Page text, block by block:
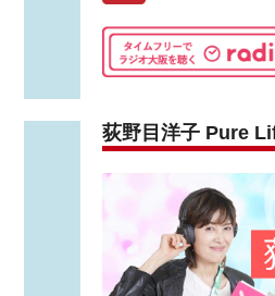
荻野目洋子 Pure